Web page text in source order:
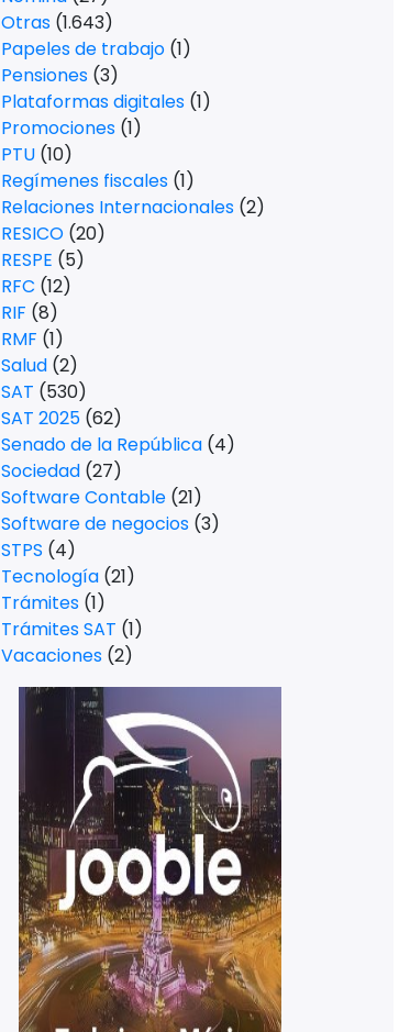
Otras (1.643)
Papeles de trabajo (1)
Pensiones (3)
Plataformas digitales (1)
Promociones (1)
PTU (10)
Regímenes fiscales (1)
Relaciones Internacionales (2)
RESICO (20)
RESPE (5)
RFC (12)
RIF (8)
RMF (1)
Salud (2)
SAT (530)
SAT 2025 (62)
Senado de la República (4)
Sociedad (27)
Software Contable (21)
Software de negocios (3)
STPS (4)
Tecnología (21)
Trámites (1)
Trámites SAT (1)
Vacaciones (2)